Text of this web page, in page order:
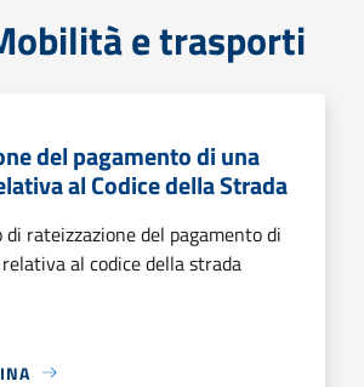
e trasporti
del pagamento di una
al Codice della Strada
di rateizzazione del pagamento di
al codice della strada